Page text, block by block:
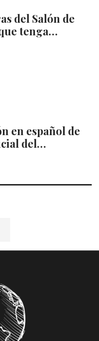
del Salón de
tenga…
en español de
del…